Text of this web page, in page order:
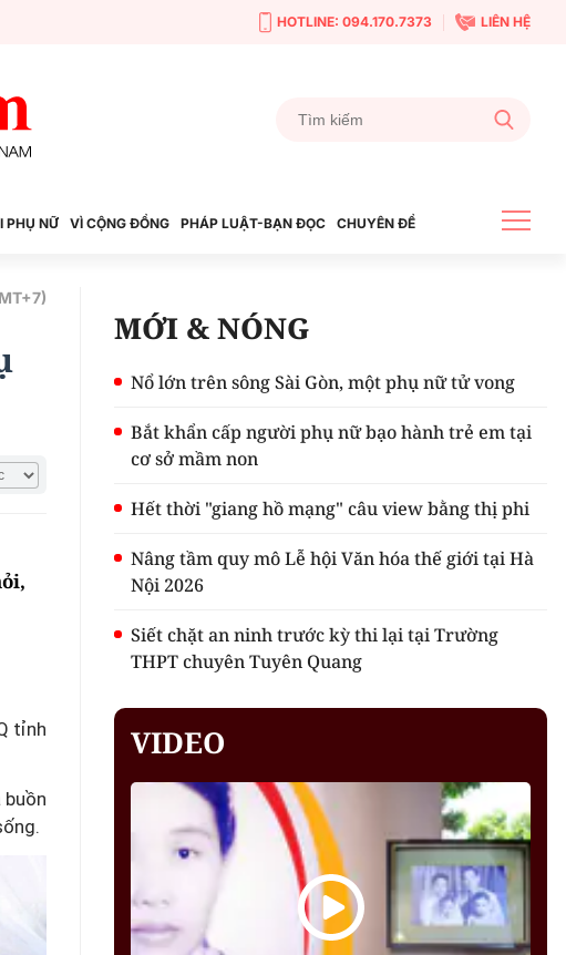
HOTLINE: 094.170.7373 LIÊN HỆ
PHỤ NỮ VÌ CỘNG ĐỒNG PHÁP LUẬT-BẠN ĐỌC CHUYÊN ĐỀ
tỉnh
MỚI & NÓNG
Nổ lớn trên sông Sài Gòn, một phụ nữ tử vong
Bắt khẩn cấp người phụ nữ bạo hành trẻ em tại
cơ sở mầm non
Hết thời "giang hồ mạng" câu view bằng thị phi
Nâng tầm quy mô Lễ hội Văn hóa thế giới tại Hà
Nội 2026
Siết chặt an ninh trước kỳ thi lại tại Trường
THPT chuyên Tuyên Quang
VIDEO